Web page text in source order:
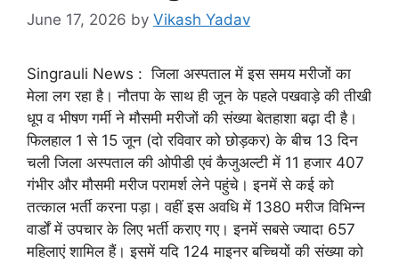
June 17, 2026 by Vikash Yadav
Singrauli News : जिला अस्पताल में इस समय मरीजों का
मेला लग रहा है। नौतपा के साथ ही जून के पहले पखवाड़े की तीखी
धूप व भीषण गर्मी ने मौसमी मरीजों की संख्या बेतहाशा बढ़ा दी है।
फिलहाल 1 से 15 जून (दो रविवार को छोड़कर) के बीच 13 दिन
चली जिला अस्पताल की ओपीडी एवं कैजुअल्टी में 11 हजार 407
गंभीर और मौसमी मरीज परामर्श लेने पहुंचे। इनमें से कई को
तत्काल भर्ती करना पड़ा। वहीं इस अवधि में 1380 मरीज विभिन्न
वार्डों में उपचार के लिए भर्ती कराए गए। इनमें सबसे ज्यादा 657
महिलाएं शामिल हैं। इसमें यदि 124 माइनर बच्चियों की संख्या को